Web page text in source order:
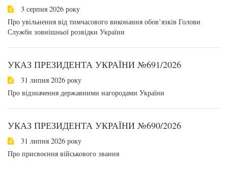
3 серпня 2026 року
Про увільнення від тимчасового виконання обов’язків Голови
Служби зовнішньої розвідки України
УКАЗ ПРЕЗИДЕНТА УКРАЇНИ №691/2026
31 липня 2026 року
Про відзначення державними нагородами України
УКАЗ ПРЕЗИДЕНТА УКРАЇНИ №690/2026
31 липня 2026 року
Про присвоєння військового звання